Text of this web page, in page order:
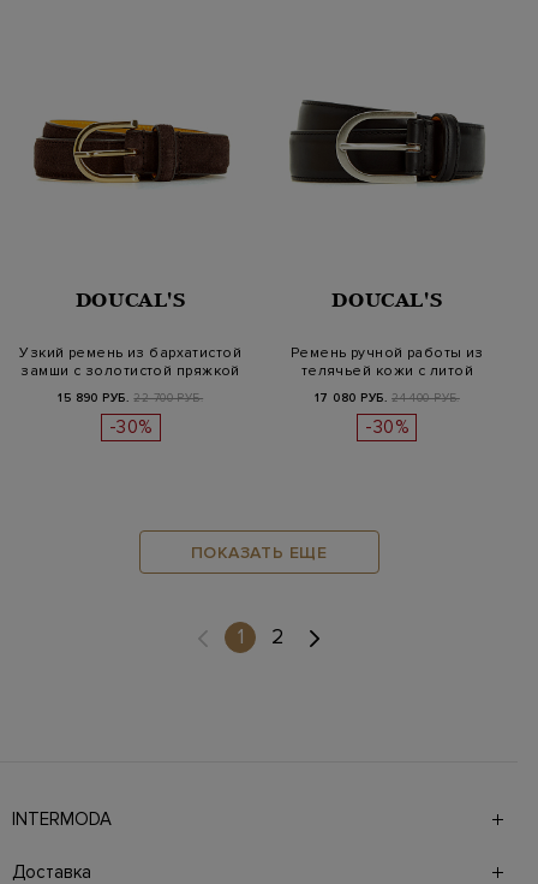
DOUCAL'S
Узкий ремень из бархатистой
замши с золотистой пряжкой
15 890 РУБ. 22 700 РУБ.
-30%
DOUCAL'S
Ремень ручной работы из
телячьей кожи с литой
пряжкой
17 080 РУБ. 24 400 РУБ.
-30%
ПОКАЗАТЬ ЕЩЕ
1(current)
2
INTERMODA
брендов на 4 этажах в самом центре города. На сайте
Доставка